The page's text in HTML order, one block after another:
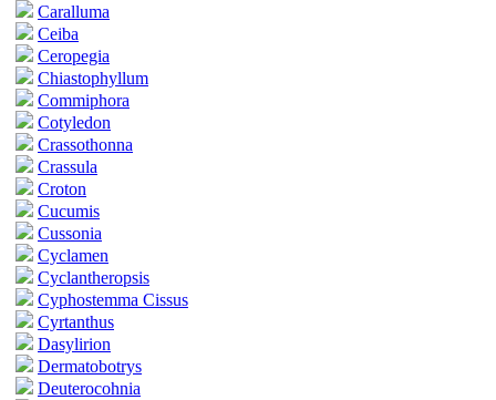
Caralluma
Ceiba
Ceropegia
Chiastophyllum
Commiphora
Cotyledon
Crassothonna
Crassula
Croton
Cucumis
Cussonia
Cyclamen
Cyclantheropsis
Cyphostemma Cissus
Cyrtanthus
Dasylirion
Dermatobotrys
Deuterocohnia